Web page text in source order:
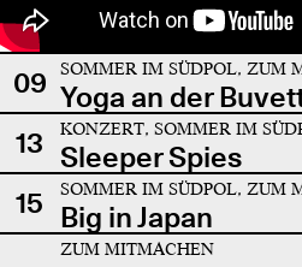
09 SOMMER IM SÜDPOL, ZUM
Yoga an der
13
KONZERT, SOMMER IM
Sleeper Spies
15
SOMMER IM SÜDPOL, ZUM
Big in Japan
ZUM MITMACHEN